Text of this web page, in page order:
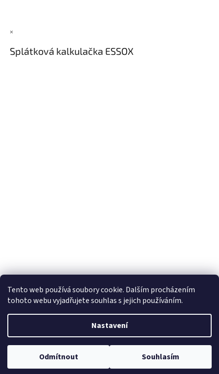
Tento web používá soubory cookie. Dalším procházením
tohoto webu vyjadřujete souhlas s jejich používáním.
Nastavení
Odmítnout Souhlasím
×
Splátková kalkulačka ESSOX